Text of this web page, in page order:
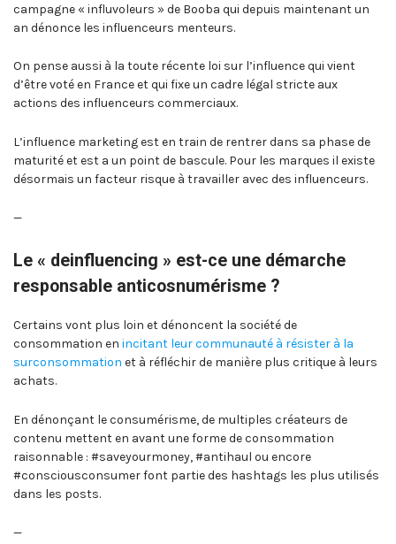
campagne « influvoleurs » de Booba qui depuis maintenant un
an dénonce les influenceurs menteurs.
On pense aussi à la toute récente loi sur l’influence qui vient
d’être voté en France et qui fixe un cadre légal stricte aux
actions des influenceurs commerciaux.
L’influence marketing est en train de rentrer dans sa phase de
maturité et est a un point de bascule. Pour les marques il existe
désormais un facteur risque à travailler avec des influenceurs.
—
Le « deinfluencing » est-ce une démarche
responsable anticosnumérisme ?
Certains vont plus loin et dénoncent la société de
consommation en incitant leur communauté à résister à la
surconsommation et à réfléchir de manière plus critique à leurs
achats.
En dénonçant le consumérisme, de multiples créateurs de
contenu mettent en avant une forme de consommation
raisonnable : #saveyourmoney, #antihaul ou encore
#consciousconsumer font partie des hashtags les plus utilisés
dans les posts.
—